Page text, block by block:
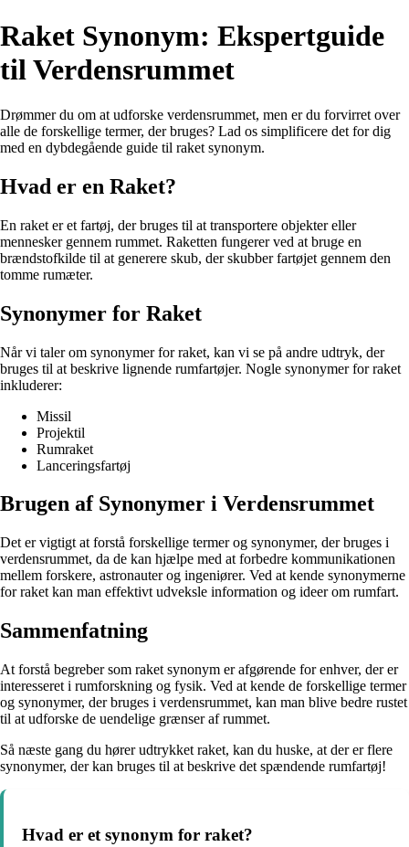
Raket Synonym: Ekspertguide
til Verdensrummet
Drømmer du om at udforske verdensrummet, men er du forvirret over
alle de forskellige termer, der bruges? Lad os simplificere det for dig
med en dybdegående guide til raket synonym.
Hvad er en Raket?
En raket er et fartøj, der bruges til at transportere objekter eller
mennesker gennem rummet. Raketten fungerer ved at bruge en
brændstofkilde til at generere skub, der skubber fartøjet gennem den
tomme rumæter.
Synonymer for Raket
Når vi taler om synonymer for raket, kan vi se på andre udtryk, der
bruges til at beskrive lignende rumfartøjer. Nogle synonymer for raket
inkluderer:
Missil
Projektil
Rumraket
Lanceringsfartøj
Brugen af Synonymer i Verdensrummet
Det er vigtigt at forstå forskellige termer og synonymer, der bruges i
verdensrummet, da de kan hjælpe med at forbedre kommunikationen
mellem forskere, astronauter og ingeniører. Ved at kende synonymerne
for raket kan man effektivt udveksle information og ideer om rumfart.
Sammenfatning
At forstå begreber som raket synonym er afgørende for enhver, der er
interesseret i rumforskning og fysik. Ved at kende de forskellige termer
og synonymer, der bruges i verdensrummet, kan man blive bedre rustet
til at udforske de uendelige grænser af rummet.
Så næste gang du hører udtrykket raket, kan du huske, at der er flere
synonymer, der kan bruges til at beskrive det spændende rumfartøj!
Hvad er et synonym for raket?